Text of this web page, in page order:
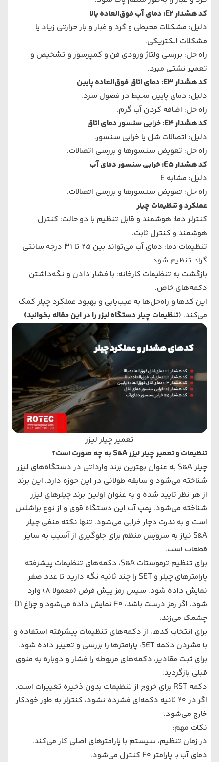
کد هشدار E2: دمای آب فوق‌العاده بالا
دلیل: مشکلات محیطی و گرد و غبار و بار حرارتی زیاد یا
مشکلات الکتریکی.
راه حل: بررسی ولتاژ ورودی فن و کمپرسور و تشخیص و
تعمیر نشتی مبرد.
کد هشدار E3: دمای اتاق فوق‌العاده پایین
دلیل: دمای پایین محیط در فصول سرد.
راه حل: اضافه کردن آب گرم.
کد هشدار E4: خرابی سنسور دمای اتاق
دلیل: اتصالات شل یا خرابی سنسور.
راه حل: تعویض سنسورها و بررسی اتصالات.
کد هشدار E5: خرابی سنسور دمای آب
دلیل: مشابه E
راه حل: تعویض سنسورها و بررسی اتصالات.
عملکرد و تنظیمات چیلر
کنترلر دما: هوشمند و قابل تنظیم با دو حالت: کنترل
هوشمند و کنترل ثابت.
تنظیمات دما: دمای آب می‌تواند بین 25 تا 31 درجه سانتی‌
گراد تنظیم شود.
بازگشت به تنظیمات کارخانه: با فشار دادن و نگه‌داشتن
دکمه‌های خاص.
این کدها و راه‌حل‌ها به عیب‌یابی و بهبود عملکرد چیلر کمک
می‌کند. (تنظیمات چیلر دستگاه لیزررا در این مقاله بخوانید)
تعمیر چیلر لیزر
تنظیمات و تعمیر چیلر لیزر S&A به چه صورت است؟
چیلر S&A به عنوان بهترین برند وارداتی در دستگاه‌های لیزر
شناخته می‌شود و سابقه طولانی در این حوزه دارد. این برند
از هر نظر تایید شده و به عنوان اولین برند چیلرهای لیزر
شناخته می‌شود. پمپ آب این دستگاه قوی و از نوع براشلس
است و به ندرت دچار خرابی می‌شود. تنها نکته منفی چیلر
S&A نیاز به سرویس منظم برای جلوگیری از آسیب به سایر
قطعات است.
برای تنظیم ترموستات S&A، دکمه‌های تنظیمات پیشرفته
پارامترهای چیلر و SET را چند ثانیه نگه دارید تا عدد صفر
نمایش داده شود. سپس رمز پیش فرض (معمولا 8) وارد
شود. اگر رمز درست باشد، F0 نمایش داده می‌شود و چراغ D1
چشمک می‌زند.
برای انتخاب کدها، از دکمه‌های تنظیمات پیشرفته استفاده و
با فشردن دکمه SET، پارامترها را بررسی و تغییر داده شود.
برای ثبت مقادیر، دکمه‌های مربوطه را فشار و دوباره به منوی
قبلی بازگردید.
دکمه RST برای خروج از تنظیمات بدون ذخیره تغییرات است.
اگر در 20 ثانیه دکمه‌ای فشرده نشود، کنترلر به طور خودکار
خارج می‌شود.
نکات مهم:
در زمان تنظیم، سیستم با پارامترهای اصلی کار می‌کند.
دمای آب با پارامتر F0 کنترل می‌شود.